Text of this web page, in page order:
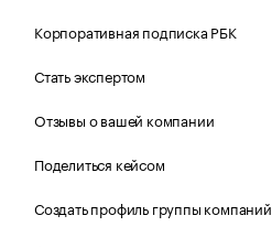
Корпоративная подписка РБК
Стать экспертом
Отзывы о вашей компании
Поделиться кейсом
Создать профиль группы компаний